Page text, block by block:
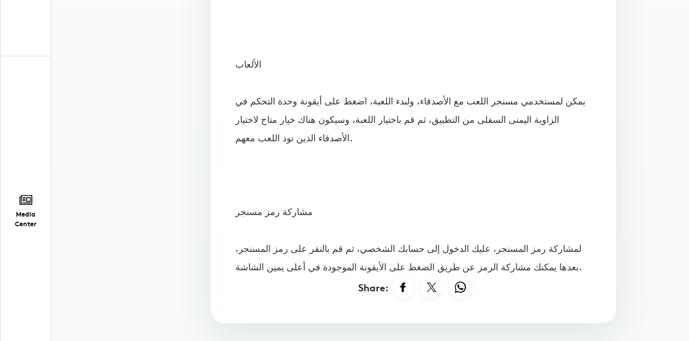
Media
Center
الألعاب
يمكن لمستخدمي مسنجر اللعب مع الأصدقاء، ولبدء اللعبة، اضغط على أيقونة وحدة التحكم في
الزاوية اليمنى السفلى من التطبيق، ثم قم باختيار اللعبة، وسيكون هناك خيار متاح لاختيار
الأصدقاء الذين تود اللعب معهم.
مشاركة رمز مسنجر
لمشاركة رمز المسنجر، عليك الدخول إلى حسابك الشخصي، ثم قم بالنقر على رمز المسنجر،
بعدها يمكنك مشاركة الرمز عن طريق الضغط على الأيقونة الموجودة في أعلى يمين الشاشة.
Share: